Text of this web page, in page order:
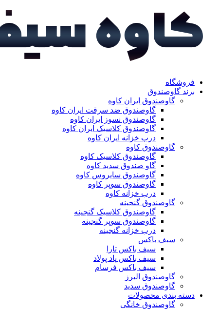
فروشگاه
برند گاوصندوق
گاوصندوق ایران کاوه
گاوصندوق ضد سرقت ایران کاوه
گاوصندوق نسوز ایران کاوه
گاوصندوق کلاسیک ایران کاوه
درب خزانه ایران کاوه
گاوصندوق کاوه
گاوصندوق کلاسیک کاوه
گاو صندوق سدید کاوه
گاوصندوق سایروس کاوه
گاوصندوق سوپر کاوه
درب خزانه کاوه
گاوصندوق گنجینه
گاوصندوق کلاسیک گنجینه
گاوصندوق سوپر گنجینه
درب خزانه گنجینه
سیف باکس
سیف باکس تارا
سیف باکس پاد پولاد
سیف باکس فرسام
گاوصندوق البرز
گاوصندوق سدید
دسته بندی محصولات
گاوصندوق خانگی